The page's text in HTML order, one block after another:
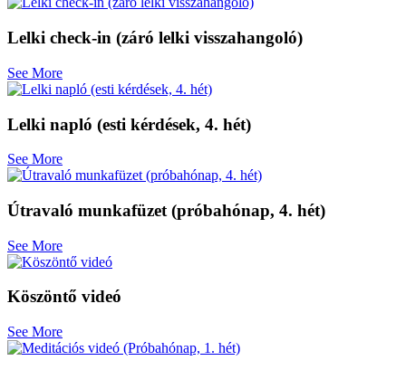
Lelki check-in (záró lelki visszahangoló)
See More
Lelki napló (esti kérdések, 4. hét)
See More
Útravaló munkafüzet (próbahónap, 4. hét)
See More
Köszöntő videó
See More